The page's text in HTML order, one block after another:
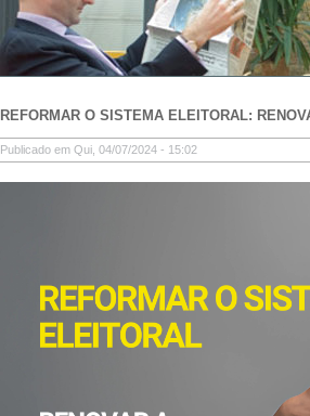
REFORMAR O SISTEMA ELEITORAL:
Publicado em Qui, 04/07/2024 - 15:02